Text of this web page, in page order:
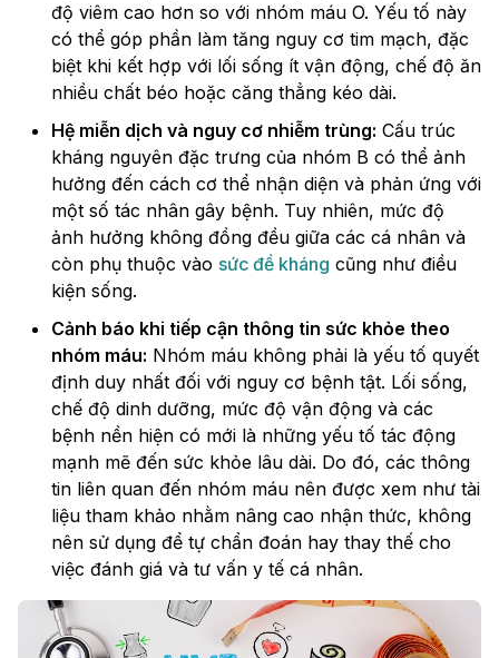
độ viêm cao hơn so với nhóm máu O. Yếu tố này
có thể góp phần làm tăng nguy cơ tim mạch, đặc
biệt khi kết hợp với lối sống ít vận động, chế độ ăn
nhiều chất béo hoặc căng thẳng kéo dài.
Hệ miễn dịch và nguy cơ nhiễm trùng: Cấu trúc
kháng nguyên đặc trưng của nhóm B có thể ảnh
hưởng đến cách cơ thể nhận diện và phản ứng với
một số tác nhân gây bệnh. Tuy nhiên, mức độ
ảnh hưởng không đồng đều giữa các cá nhân và
còn phụ thuộc vào sức đề kháng cũng như điều
kiện sống.
Cảnh báo khi tiếp cận thông tin sức khỏe theo
nhóm máu: Nhóm máu không phải là yếu tố quyết
định duy nhất đối với nguy cơ bệnh tật. Lối sống,
chế độ dinh dưỡng, mức độ vận động và các
bệnh nền hiện có mới là những yếu tố tác động
mạnh mẽ đến sức khỏe lâu dài. Do đó, các thông
tin liên quan đến nhóm máu nên được xem như tài
liệu tham khảo nhằm nâng cao nhận thức, không
nên sử dụng để tự chẩn đoán hay thay thế cho
việc đánh giá và tư vấn y tế cá nhân.